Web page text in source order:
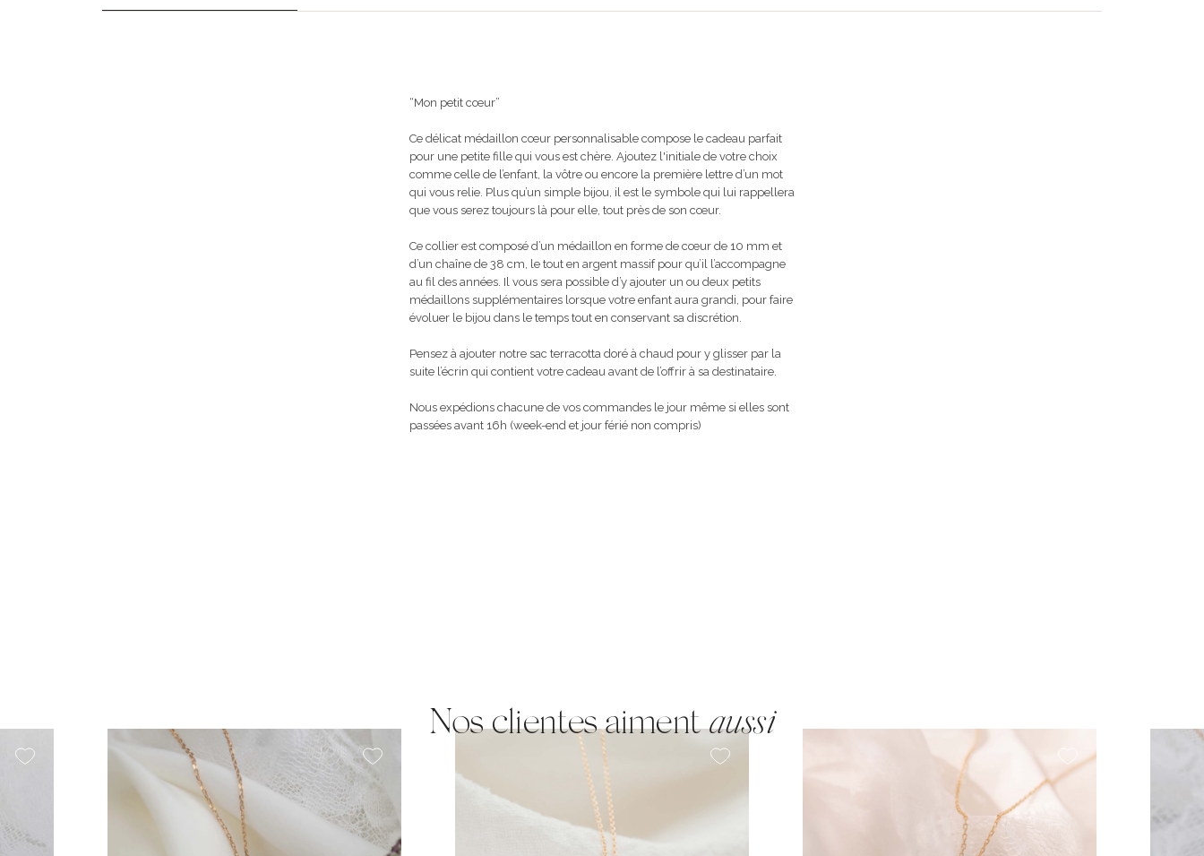
“Mon petit cœur”
Ce délicat médaillon cœur personnalisable compose le cadeau parfait
pour une petite fille qui vous est chère. Ajoutez l'initiale de votre choix
comme celle de l’enfant, la vôtre ou encore la première lettre d’un mot
qui vous relie. Plus qu’un simple bijou, il est le symbole qui lui rappellera
que vous serez toujours là pour elle, tout près de son cœur.
Ce collier est composé d’un médaillon en forme de cœur de 10 mm et
d’un chaîne de 38 cm, le tout en argent massif pour qu’il l’accompagne
au fil des années. Il vous sera possible d’y ajouter un ou deux petits
médaillons supplémentaires lorsque votre enfant aura grandi, pour faire
évoluer le bijou dans le temps tout en conservant sa discrétion.
Pensez à ajouter notre sac terracotta doré à chaud pour y glisser par la
suite l’écrin qui contient votre cadeau avant de l’offrir à sa destinataire.
Nous expédions chacune de vos commandes le jour même si elles sont
passées avant 16h (week-end et jour férié non compris)
Nos clientes aimentaussi